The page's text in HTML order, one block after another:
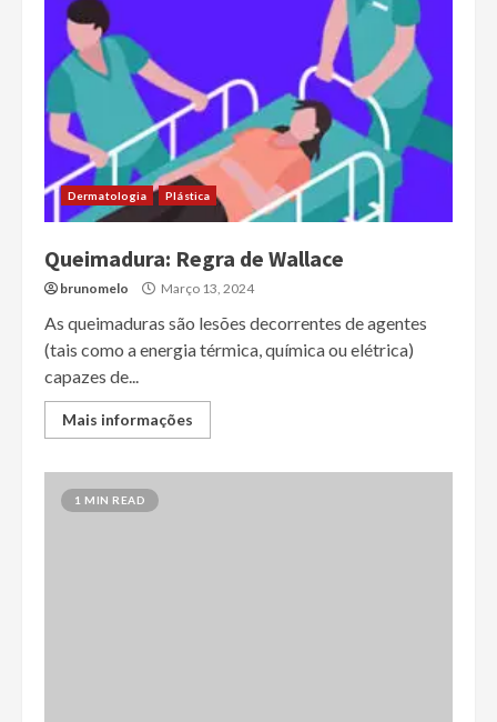
Dermatologia Plástica
Queimadura: Regra de Wallace
brunomelo Março 13, 2024
As queimaduras são lesões decorrentes de agentes
(tais como a energia térmica, química ou elétrica)
capazes de...
Mais informações
1 MIN READ